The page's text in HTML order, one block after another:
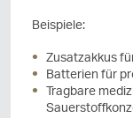
Beispiele:
Zusatzakkus
Batterien für
Tragbare